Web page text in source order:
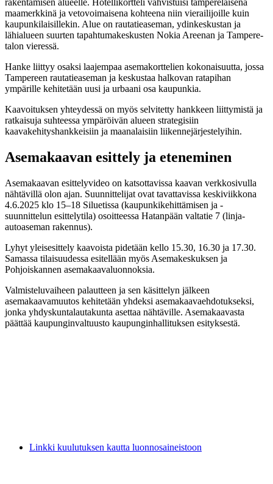
maamerkkinä ja vetovoimaisena kohteena niin vierailijoille kuin
kaupunkilaisillekin. Alue on rautatieaseman, ydinkeskustan ja
lähialueen suurten tapahtumakeskusten Nokia Areenan ja Tampere-
talon vieressä.
Hanke liittyy osaksi laajempaa asemakorttelien kokonaisuutta, jossa
Tampereen rautatieaseman ja keskustaa halkovan ratapihan
ympärille kehitetään uusi ja urbaani osa kaupunkia.
Kaavoituksen yhteydessä on myös selvitetty hankkeen liittymistä ja
ratkaisuja suhteessa ympäröivän alueen strategisiin
kaavakehityshankkeisiin ja maanalaisiin liikennejärjestelyihin.
Asemakaavan esittely ja eteneminen
Asemakaavan esittelyvideo on katsottavissa kaavan verkkosivulla
nähtävillä olon ajan. Suunnittelijat ovat tavattavissa keskiviikkona
4.6.2025 klo 15–18 Siluetissa (kaupunkikehittämisen ja -
suunnittelun esittelytila) osoitteessa Hatanpään valtatie 7 (linja-
autoaseman rakennus).
Lyhyt yleisesittely kaavoista pidetään kello 15.30, 16.30 ja 17.30.
Samassa tilaisuudessa esitellään myös Asemakeskuksen ja
Pohjoiskannen asemakaavaluonnoksia.
Valmisteluvaiheen palautteen ja sen käsittelyn jälkeen
asemakaavamuutos kehitetään yhdeksi asemakaavaehdotukseksi,
jonka yhdyskuntalautakunta asettaa nähtäville. Asemakaavasta
päättää kaupunginvaltuusto kaupunginhallituksen esityksestä.
Linkki kuulutuksen kautta luonnosaineistoon